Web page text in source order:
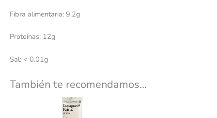
Fibra alimentaria: 9.2g
Proteínas: 12g
Sal: < 0.01g
También te recomendamos…